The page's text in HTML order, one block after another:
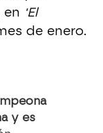
en 'El
de enero.
y es